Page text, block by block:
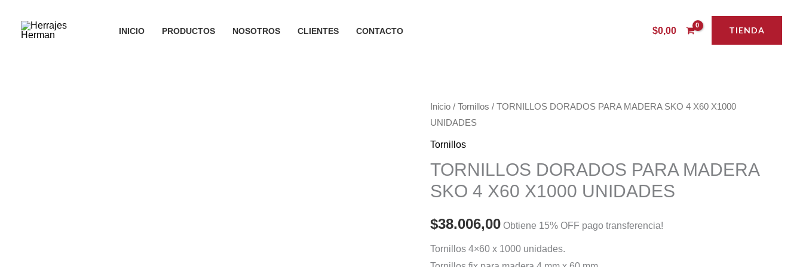
INICIO PRODUCTOS NOSOTROS CLIENTES CONTACTO $0,00 TIENDA
Inicio / Tornillos / TORNILLOS DORADOS PARA MADERA SKO 4 X60 X1000
UNIDADES
Tornillos
TORNILLOS DORADOS PARA MADERA
SKO 4 X60 X1000 UNIDADES
$38.006,00 Obtiene 15% OFF pago transferencia!
Tornillos 4×60 x 1000 unidades.